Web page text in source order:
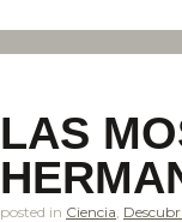
LAS
posted in Ciencia